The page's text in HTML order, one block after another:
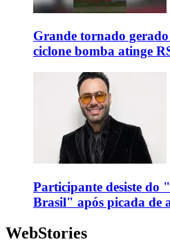
Grande tornado
ciclone bomba atinge
Participante desiste do
Brasil" após picada de
WebStories